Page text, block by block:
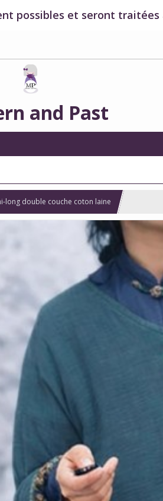
possibles et seront
and Past
long double couche coton laine